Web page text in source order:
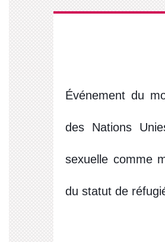
Événement du
des Nations
sexuelle comme
du statut de